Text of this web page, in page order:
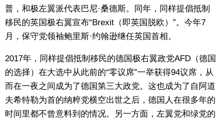
普，和极左翼派代表巴尼·桑德斯。同年，同样提倡抵制
移民的英国极右翼宣布“Brexit（即英国脱欧）”。今年7
月，保守党领袖鲍里斯·约翰逊继任英国首相。
2017年，同样提倡抵制移民的德国极右翼政党AFD（德国
的选择）在大选中从此前的“零议席”一举获得94议席，从
而在一夜之间成为了德国第三大政党。这也成为了自阿道
夫希特勒为首的纳粹党横空出世之后，德国人在很多年的
时间里都不曾意料到的情况。另一方面，左翼党和绿党的